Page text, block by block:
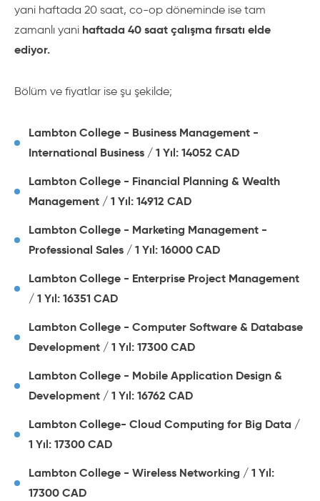
yani haftada 20 saat, co-op döneminde ise tam
zamanlı yani haftada 40 saat çalışma fırsatı elde
ediyor.
Bölüm ve fiyatlar ise şu şekilde;
Lambton College - Business Management -
International Business / 1 Yıl: 14052 CAD
Lambton College - Financial Planning & Wealth
Management / 1 Yıl: 14912 CAD
Lambton College - Marketing Management -
Professional Sales / 1 Yıl: 16000 CAD
Lambton College - Enterprise Project Management
/ 1 Yıl: 16351 CAD
Lambton College - Computer Software & Database
Development / 1 Yıl: 17300 CAD
Lambton College - Mobile Application Design &
Development / 1 Yıl: 16762 CAD
Lambton College- Cloud Computing for Big Data /
1 Yıl: 17300 CAD
Lambton College - Wireless Networking / 1 Yıl:
17300 CAD